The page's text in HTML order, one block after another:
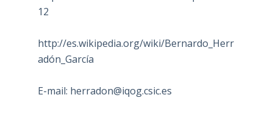
12
http://es.wikipedia.org/wiki/Bernardo_Herr
adón_García
E-mail: herradon@iqog.csic.es